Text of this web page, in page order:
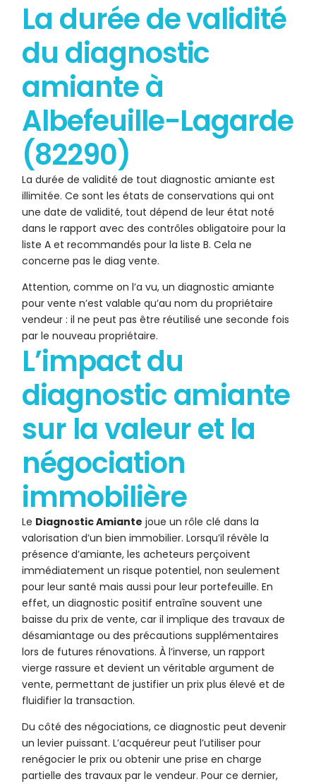
La durée de validité
du diagnostic
amiante à
Albefeuille-Lagarde
(82290)
La durée de validité de tout diagnostic amiante est
illimitée. Ce sont les états de conservations qui ont
une date de validité, tout dépend de leur état noté
dans le rapport avec des contrôles obligatoire pour la
liste A et recommandés pour la liste B. Cela ne
concerne pas le diag vente.
Attention, comme on l’a vu, un diagnostic amiante
pour vente n’est valable qu’au nom du propriétaire
vendeur : il ne peut pas être réutilisé une seconde fois
par le nouveau propriétaire.
L’impact du
diagnostic amiante
sur la valeur et la
négociation
immobilière
Le Diagnostic Amiante joue un rôle clé dans la
valorisation d’un bien immobilier. Lorsqu’il révèle la
présence d’amiante, les acheteurs perçoivent
immédiatement un risque potentiel, non seulement
pour leur santé mais aussi pour leur portefeuille. En
effet, un diagnostic positif entraîne souvent une
baisse du prix de vente, car il implique des travaux de
désamiantage ou des précautions supplémentaires
lors de futures rénovations. À l’inverse, un rapport
vierge rassure et devient un véritable argument de
vente, permettant de justifier un prix plus élevé et de
fluidifier la transaction.
Du côté des négociations, ce diagnostic peut devenir
un levier puissant. L’acquéreur peut l’utiliser pour
renégocier le prix ou obtenir une prise en charge
partielle des travaux par le vendeur. Pour ce dernier,